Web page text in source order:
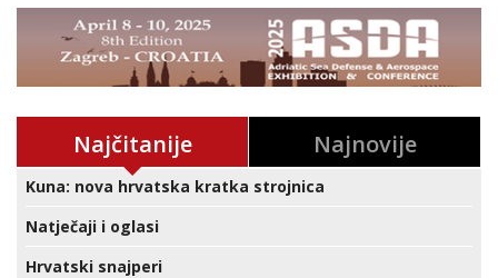
Najčitanije Najnovije
Kuna: nova hrvatska kratka strojnica
Natječaji i oglasi
Hrvatski snajperi